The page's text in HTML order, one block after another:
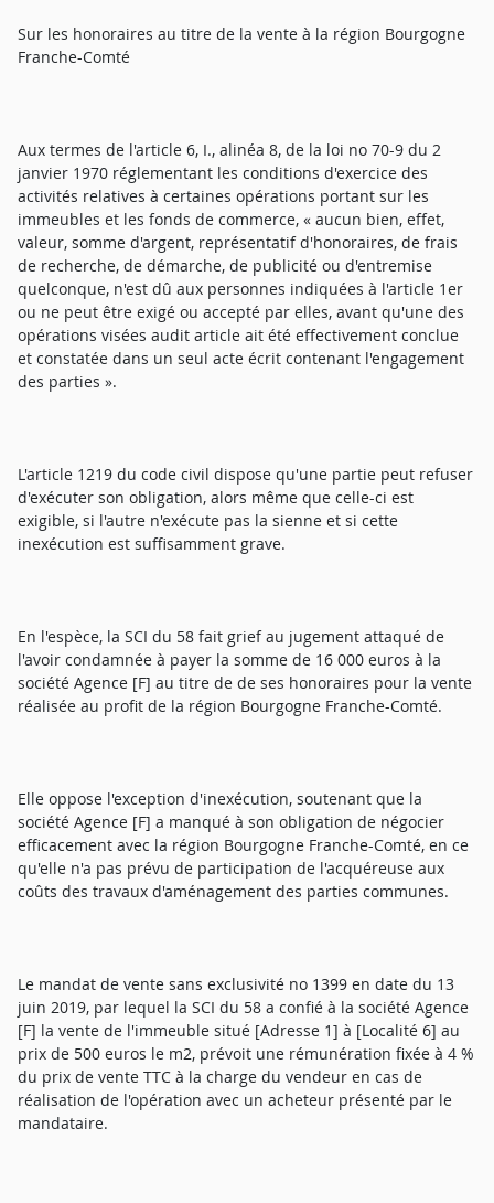
Sur les honoraires au titre de la vente à la région Bourgogne
Franche-Comté
Aux termes de l'article 6, I., alinéa 8, de la loi no 70-9 du 2
janvier 1970 réglementant les conditions d'exercice des
activités relatives à certaines opérations portant sur les
immeubles et les fonds de commerce, « aucun bien, effet,
valeur, somme d'argent, représentatif d'honoraires, de frais
de recherche, de démarche, de publicité ou d'entremise
quelconque, n'est dû aux personnes indiquées à l'article 1er
ou ne peut être exigé ou accepté par elles, avant qu'une des
opérations visées audit article ait été effectivement conclue
et constatée dans un seul acte écrit contenant l'engagement
des parties ».
L'article 1219 du code civil dispose qu'une partie peut refuser
d'exécuter son obligation, alors même que celle-ci est
exigible, si l'autre n'exécute pas la sienne et si cette
inexécution est suffisamment grave.
En l'espèce, la SCI du 58 fait grief au jugement attaqué de
l'avoir condamnée à payer la somme de 16 000 euros à la
société Agence [F] au titre de de ses honoraires pour la vente
réalisée au profit de la région Bourgogne Franche-Comté.
Elle oppose l'exception d'inexécution, soutenant que la
société Agence [F] a manqué à son obligation de négocier
efficacement avec la région Bourgogne Franche-Comté, en ce
qu'elle n'a pas prévu de participation de l'acquéreuse aux
coûts des travaux d'aménagement des parties communes.
Le mandat de vente sans exclusivité no 1399 en date du 13
juin 2019, par lequel la SCI du 58 a confié à la société Agence
[F] la vente de l'immeuble situé [Adresse 1] à [Localité 6] au
prix de 500 euros le m2, prévoit une rémunération fixée à 4 %
du prix de vente TTC à la charge du vendeur en cas de
réalisation de l'opération avec un acheteur présenté par le
mandataire.